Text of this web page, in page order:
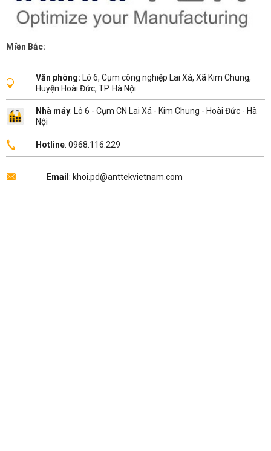
Miền Bắc:
Văn phòng: Lô 6, Cụm công nghiệp Lai Xá, Xã Kim Chung,
Huyện Hoài Đức, TP. Hà Nội
Nhà máy: Lô 6 - Cụm CN Lai Xá - Kim Chung - Hoài Đức - Hà
Nội
Hotline: 0968.116.229
Email : khoi.pd@anttekvietnam.com